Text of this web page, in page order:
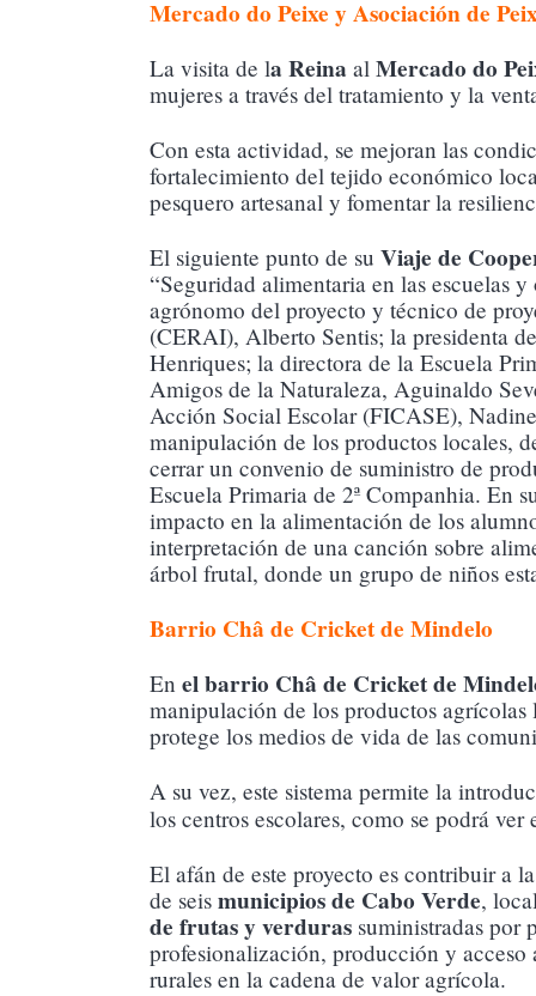
Mercado do Peixe y Asociación de
La visita de la Reina al Mercado do
mujeres a través del tratamiento y la
Con esta actividad, se mejoran las
fortalecimiento del tejido económico
pesquero artesanal y fomentar la
El siguiente punto de su Viaje de
“Seguridad alimentaria en las escuelas
agrónomo del proyecto y técnico de
(CERAI), Alberto Sentis; la presidenta
Henriques; la directora de la Escuela
Amigos de la Naturaleza, Aguinaldo
Acción Social Escolar (FICASE),
manipulación de los productos locales,
cerrar un convenio de suministro de
Escuela Primaria de 2ª Companhia. En
impacto en la alimentación de los
interpretación de una canción sobre
árbol frutal, donde un grupo de niños
Barrio Châ de Cricket de Mindelo
En el barrio Châ de Cricket de
manipulación de los productos
protege los medios de vida de las
A su vez, este sistema permite la
los centros escolares, como se podrá
El afán de este proyecto es contribuir a
de seis municipios de Cabo Verde,
de frutas y verduras suministradas por
profesionalización, producción y acceso
rurales en la cadena de valor agrícola.